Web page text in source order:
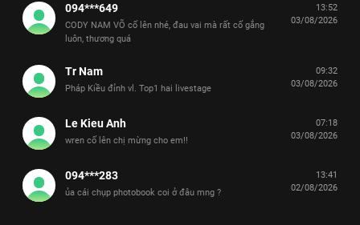
094***649
CODY NAM VÕ cố lên nhé, đau vai mà rất cố gắng
luôn, thương quá
13:52
03/08/2026
Tr Nam
Pháp Kiều đỉnh vl. Top1 hai livestage
09:32
03/08/2026
Le Kieu Anh
wren cố lên chị mừng cho em!!
07:18
03/08/2026
094***283
ủa cái chụp photobook coi ở đâu mng ?
13:41
02/08/2026